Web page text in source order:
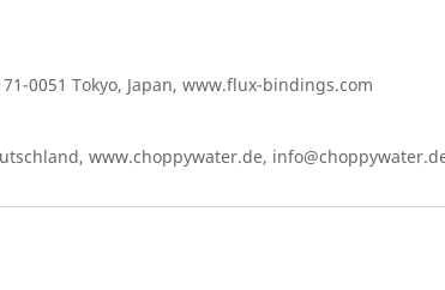
0051 Tokyo, Japan, www.flux-bindings.com
www.choppywater.de,